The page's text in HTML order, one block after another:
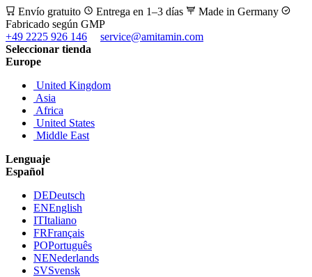
Envío gratuito Entrega en 1–3 días
Made in Germany
Fabricado según GMP
+49 2225 926 146
service@amitamin.com
Seleccionar tienda
Europe
United Kingdom
Asia
Africa
United States
Middle East
Lenguaje
Español
DEDeutsch
ENEnglish
ITItaliano
FRFrançais
POPortuguês
NENederlands
SVSvensk